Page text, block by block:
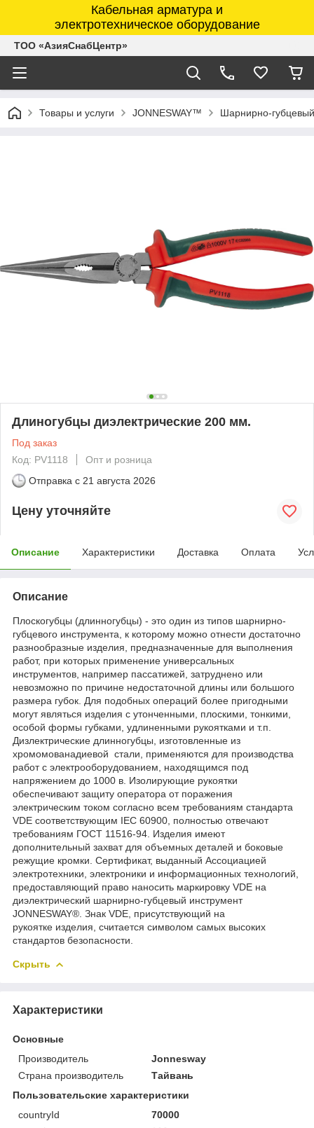
Кабельная арматура и
электротехническое оборудование
ТОО «АзияСнабЦентр»
Товары и услуги JONNESWAY™ Шарнирно-
Длиногубцы диэлектрические 200 мм.
Под заказ
Код: PV1118
Опт и розница
Отправка с 21 августа 2026
Цену уточняйте
Описание Характеристики Доставка Оплата
Описание
Плоскогубцы (длинногубцы) - это один из типов шарнирно-
губцевого инструмента, к которому можно отнести достаточно
разнообразные изделия, предназначенные для выполнения
работ, при которых применение универсальных
инструментов, например пассатижей, затруднено или
невозможно по причине недостаточной длины или большого
размера губок. Для подобных операций более пригодными
могут являться изделия с утонченными, плоскими, тонкими,
особой формы губками, удлиненными рукоятками и т.п.
Дизлектрические длинногубцы, изготовленные из
хромомованадиевой стали, применяются для производства
работ с электрооборудованием, находящимся под
напряжением до 1000 в. Изолирующие рукоятки
обеспечивают защиту оператора от поражения
электрическим током согласно всем требованиям стандарта
VDE соответствующим IEC 60900, полностью отвечают
требованиям ГОСТ 11516-94. Изделия имеют
дополнительный захват для объемных деталей и боковые
режущие кромки. Сертификат, выданный Ассоциацией
электротехники, электроники и информационных технологий,
предоставляющий право наносить маркировку VDE на
диэлектрический шарнирно-губцевый инструмент
JONNESWAY®. Знак VDE, присутствующий на
рукоятке изделия, считается символом самых высоких
стандартов безопасности.
Скрыть
Характеристики
Основные
Производитель
Jonnesway
Страна производитель
Тайвань
Пользовательские характеристики
countryId
70000